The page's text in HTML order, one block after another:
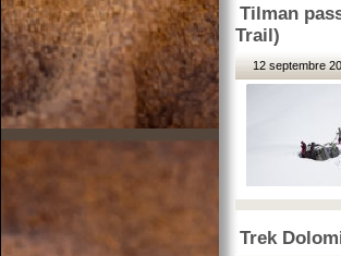
Tilman
Trail)
12 septembre
Trek